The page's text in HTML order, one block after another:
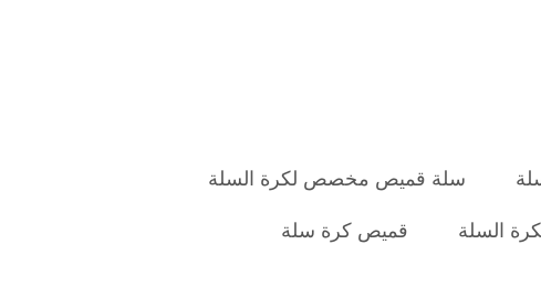
سلة قميص مخصص لكرة السلة
السلة
قميص كرة سلة